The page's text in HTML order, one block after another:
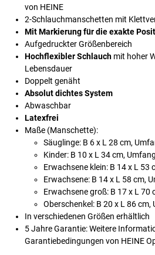
von HEINE
2-Schlauchmanschetten mit
Mit Markierung für die exakte
Aufgedruckter Größenbereich
Hochflexibler Schlauch mit hoher
Lebensdauer
Doppelt genäht
Absolut dichtes System
Abwaschbar
Latexfrei
Maße (Manschette):
Säuglinge: B 6 x L 28 cm,
Kinder: B 10 x L 34 cm,
Erwachsene klein: B 14 x L 53
Erwachsene: B 14 x L 58 cm,
Erwachsene groß: B 17 x L 70
Oberschenkel: B 20 x L 86
In verschiedenen Größen erhältlich
5 Jahre Garantie: Weitere
Garantiebedingungen von HEINE